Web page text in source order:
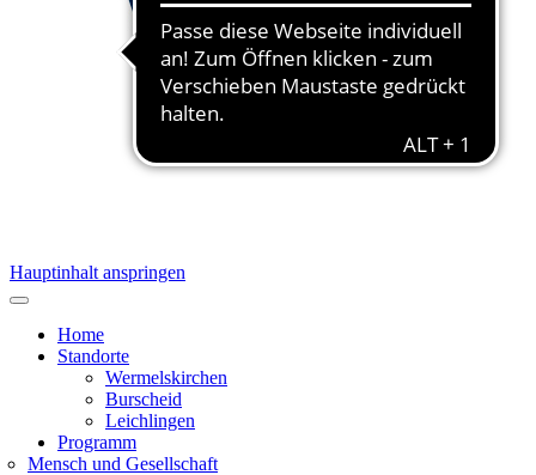
Hauptinhalt anspringen
Home
Standorte
Wermelskirchen
Burscheid
Leichlingen
Programm
Mensch und Gesellschaft